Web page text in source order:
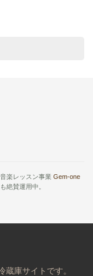
音楽レッスン事業 Gem-one
も絶賛運用中。
蔵庫サイトです。